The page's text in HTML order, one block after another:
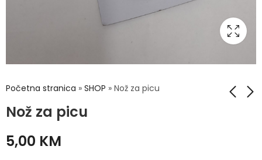
Početna stranica » SHOP » Nož za picu
Nož za picu
5,00 KM